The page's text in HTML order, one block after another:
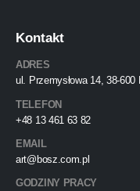
Kontakt
ADRES
ul. Przemysłowa 14, 38-600
TELEFON
+48 13 461 63 82
EMAIL
art@bosz.com.pl
GODZINY PRACY